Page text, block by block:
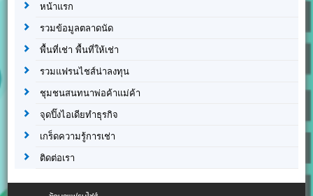
หน้าแรก
รวมข้อมูลตลาดนัด
พื้นที่เช่า พื้นที่ให้เช่า
รวมแฟรนไชส์น่าลงทุน
ชุมชนสนทนาพ่อค้าแม่ค้า
จุดปิ๊งไอเดียทำธุรกิจ
เกร็ดความรู้การเช่า
ติดต่อเรา